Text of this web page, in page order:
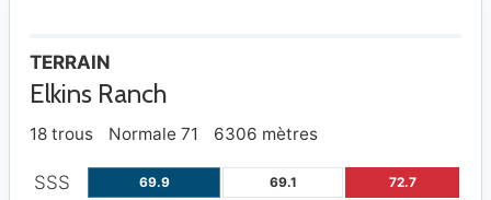
TERRAIN
Elkins Ranch
18 trous Normale 71 6306 mètres
SSS 69.9 69.1 72.7